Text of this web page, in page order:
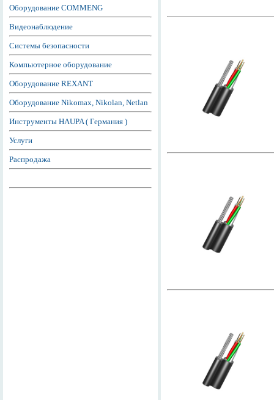
Оборудование COMMENG
Видеонаблюдение
Системы безопасности
Компьютерное оборудование
Оборудование REXANT
Оборудование Nikomax, Nikolan, Netlan
Инструменты HAUPA ( Германия )
Услуги
Распродажа